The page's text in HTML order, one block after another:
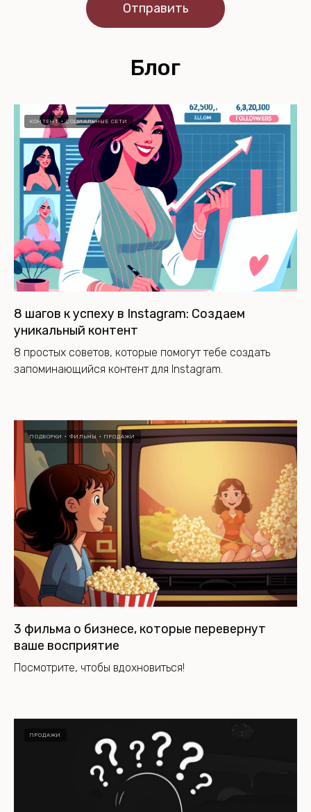
Отправить
Блог
КОНТЕНТ СОЦИАЛЬНЫЕ СЕТИ
8 шагов к успеху в Instagram: Создаем
уникальный контент
8 простых советов, которые помогут тебе создать
запоминающийся контент для Instagram.
ПОДБОРКИ ФИЛЬМЫ ПРОДАЖИ
3 фильма о бизнесе, которые перевернут
ваше восприятие
Посмотрите, чтобы вдохновиться!
ПРОДАЖИ